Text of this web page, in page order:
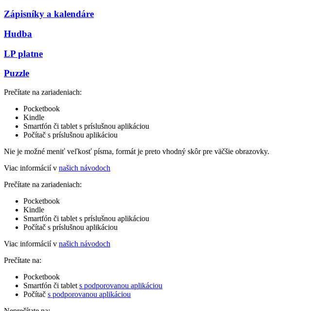
Zápisníky a kalendáre
Hudba
LP platne
Puzzle
Prečítate na zariadeniach:
Pocketbook
Kindle
Smartfón či tablet s príslušnou aplikáciou
Počítač s príslušnou aplikáciou
Nie je možné meniť veľkosť písma, formát je preto vhodný skôr pre väčšie obrazovky.
Viac informácií v našich návodoch
Prečítate na zariadeniach:
Pocketbook
Kindle
Smartfón či tablet s príslušnou aplikáciou
Počítač s príslušnou aplikáciou
Viac informácií v našich návodoch
Prečítate na:
Pocketbook
Smartfón či tablet s podporovanou aplikáciou
Počítač s podporovanou aplikáciou